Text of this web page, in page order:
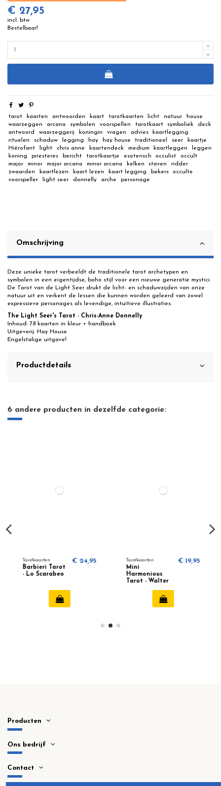
€ 27,95
incl. btw
Bestelbaar!
tarot kaarten antwoorden kaart tarotkaarten licht natuur
house
waarzeggen
arcana symbolen voorspellen tarotkaart symboliek
deck
antwoord
waarzeggerij koningin vragen advies
kaartlegging
rituelen
schaduw legging hay hay house traditioneel seer
kaartje
Hiërofant
light chris anne kaartendeck medium kaartleggen
leggen
koning
priesteres bericht tarotkaartje esoterisch occulist
occult
major
minor major arcana minor arcana kelken staven
ridder
zwaarden
kaartlezen kaart lezen kaart legging bekers
occulte
voorspeller
light seer donnelly arche personage
Omschrijving
Deze unieke tarot verbeeldt de traditionele tarot archetypen en
symbolen in een eigentijdse, boho stijl voor een nieuwe generatie mystici.
De Tarot van de Light Seer drukt de licht- en schaduwzijden van onze
natuur uit en verkent de lessen die kunnen worden geleerd van zowel
expressieve personages als levendige, intuïtieve illustraties.
The Light Seer's Tarot - Chris-Anne Donnelly
Inhoud: 78 kaarten in kleur + handboek
Uitgeverij: Hay House
Engelstalige uitgave!
Productdetails
6 andere producten in dezelfde categorie:
Tarotkaarten
Barbieri Tarot
- Lo Scarabeo
€ 24,95 Tarotkaarten
Mini
Harmonious
Tarot - Walter
€ 19,95
Producten
Ons bedrijf
Contact